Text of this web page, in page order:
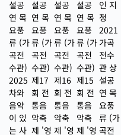
설공
연 목
요풍
류 (가
곡전
수관)
2025
차와
음악
이 있
는 사
설공
연 목
요풍
류 (가
곡전
수관)
제17
회 전
통음
악축
제 '영
설공
연 목
요풍
류 (가
곡전
수관)
제16
회 전
통음
악축
제 '영
설공
연 목
요풍
류 (가
곡전
수관)
제15
회 전
통음
악축
제 '영
인 지
정
2021
가곡
전수
관 상
설공
연 목
요풍
류 (가
곡전